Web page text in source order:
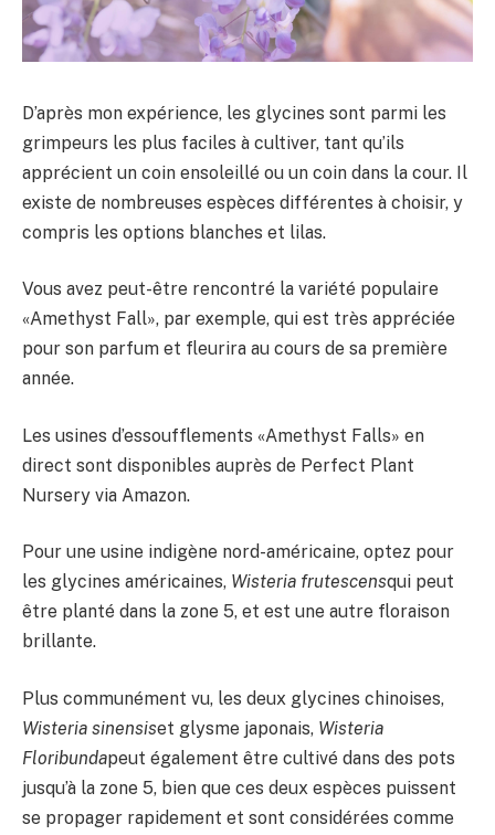
D’après mon expérience, les glycines sont parmi les
grimpeurs les plus faciles à cultiver, tant qu’ils
apprécient un coin ensoleillé ou un coin dans la cour. Il
existe de nombreuses espèces différentes à choisir, y
compris les options blanches et lilas.
Vous avez peut-être rencontré la variété populaire
«Amethyst Fall», par exemple, qui est très appréciée
pour son parfum et fleurira au cours de sa première
année.
Les usines d’essoufflements «Amethyst Falls» en
direct sont disponibles auprès de Perfect Plant
Nursery via Amazon.
Pour une usine indigène nord-américaine, optez pour
les glycines américaines, Wisteria frutescensqui peut
être planté dans la zone 5, et est une autre floraison
brillante.
Plus communément vu, les deux glycines chinoises,
Wisteria sinensiset glysme japonais, Wisteria
Floribundapeut également être cultivé dans des pots
jusqu’à la zone 5, bien que ces deux espèces puissent
se propager rapidement et sont considérées comme